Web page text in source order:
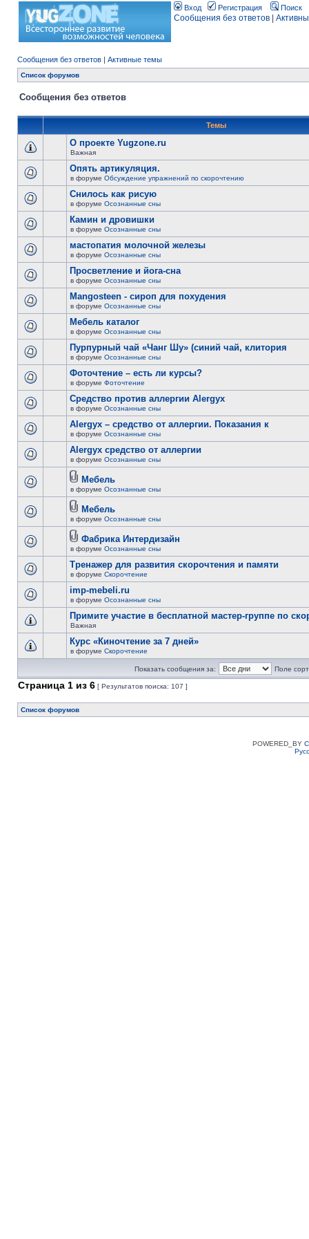
Вход Регистрация Поиск
Сообщения без ответов
Сообщения без ответов | Активные темы
Список форумов
Сообщения без ответов
Темы
О проекте Yugzone.ru
Важная
Опять артикуляция.
в форуме Обсуждение упражнений по скорочтению
Снилось как рисую
в форуме Осознанные сны
Камин и дровишки
в форуме Осознанные сны
мастопатия молочной железы
в форуме Осознанные сны
Просветление и йога-сна
в форуме Осознанные сны
Mangosteen - сироп для похудения
в форуме Осознанные сны
Мебель каталог
в форуме Осознанные сны
Пурпурный чай «Чанг Шу» (синий чай, клитория
в форуме Осознанные сны
Фоточтение – есть ли курсы?
в форуме Фоточтение
Cредство против аллергии Alergyx
в форуме Осознанные сны
Alergyx – средство от аллергии. Показания к
в форуме Осознанные сны
Alergyx средство от аллергии
в форуме Осознанные сны
Мебель
в форуме Осознанные сны
Мебель
в форуме Осознанные сны
Фабрика Интердизайн
в форуме Осознанные сны
Тренажер для развития скорочтения и памяти
в форуме Скорочтение
imp-mebeli.ru
в форуме Осознанные сны
Примите участие в бесплатной мастер-группе по
Важная
Курс «Киночтение за 7 дней»
в форуме Скорочтение
Показать сообщения за: Поле
Страница 1 из 6 [ Результатов поиска: 107 ]
Список форумов
POWERED_BY